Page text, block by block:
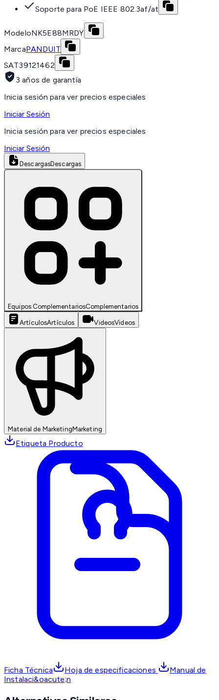
Soporte para PoE IEEE 802.3af/at
ModeloNK5E88MRDY
MarcaPANDUIT
SAT39121462
3 años de garantía
Inicia sesión para ver precios especiales
Iniciar Sesión
Inicia sesión para ver precios especiales
Iniciar Sesión
DescargasDescargas
Equipos ComplementariosComplementarios
ArtículosArtículos VideosVideos
Material de MarketingMarketing
Etiqueta Producto
Ficha Técnica Hoja de especificaciones
Manual de
Instalaci&oacute;n